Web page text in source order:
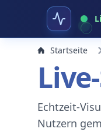
Startseite
Echtzeit-
Nutzern